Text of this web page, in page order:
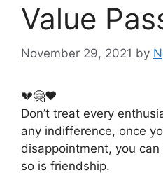
Value
November 29, 2021 by
💔🤗❤️
Don’t treat every
any indifference, once
disappointment, you
so is friendship.